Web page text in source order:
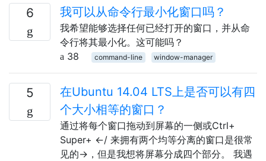
6 我可以从命令行最小化窗口吗？
我希望能够选择任何已经打开的窗口，并从命
令行将其最小化。这可能吗？
38
command-line window-manager
5
在Ubuntu 14.04 LTS上是否可以有四
个大小相等的窗口？
通过将每个窗口拖动到屏幕的一侧或Ctrl+
Super+ ←/ 来拥有两个均等分离的窗口是很常
见的→，但是我想将屏幕分成四个部分。 我遇